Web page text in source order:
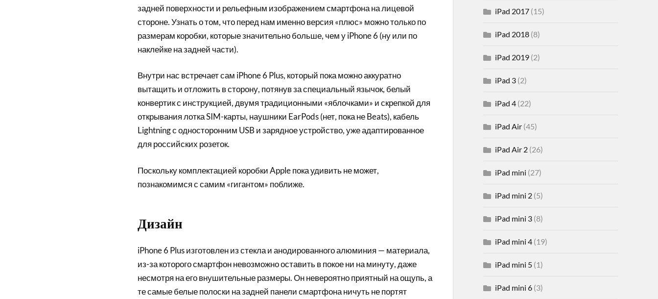
задней поверхности и рельефным изображением смартфона на лицевой
стороне. Узнать о том, что перед нам именно версия «плюс» можно только по
размерам коробки, которые значительно больше, чем у iPhone 6 (ну или по
наклейке на задней части).
Внутри нас встречает сам iPhone 6 Plus, который пока можно аккуратно
вытащить и отложить в сторону, потянув за специальный язычок, белый
конвертик с инструкцией, двумя традиционными «яблочками» и скрепкой для
открывания лотка SIM-карты, наушники EarPods (нет, пока не Beats), кабель
Lightning с односторонним USB и зарядное устройство, уже адаптированное
для российских розеток.
Поскольку комплектацией коробки Apple пока удивить не может,
познакомимся с самим «гигантом» поближе.
Дизайн
iPhone 6 Plus изготовлен из стекла и анодированного алюминия — материала,
из-за которого смартфон невозможно оставить в покое ни на минуту, даже
несмотря на его внушительные размеры. Он невероятно приятный на ощупь, а
те самые белые полоски на задней панели смартфона ничуть не портят
iPad 2017(15)
iPad 2018(8)
iPad 2019(2)
iPad 3(2)
iPad 4(22)
iPad Air(45)
iPad Air 2(26)
iPad mini (27)
iPad mini 2(5)
iPad mini 3(8)
iPad mini 4(19)
iPad mini 5(1)
iPad mini 6(3)